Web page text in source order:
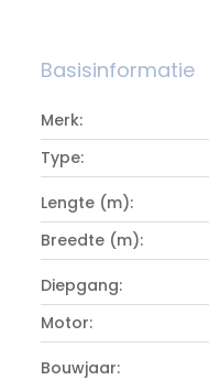
Basisinformatie
Merk:
Type:
Lengte (m):
Breedte (m):
Diepgang:
Motor:
Bouwjaar: